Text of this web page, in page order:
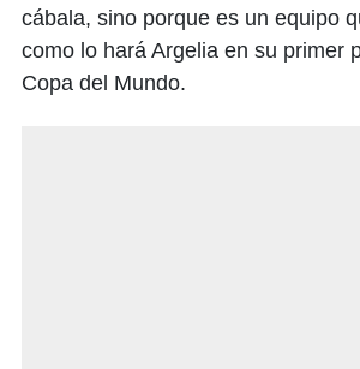
cábala, sino porque es un equipo
como lo hará Argelia en su primer
Copa del Mundo.